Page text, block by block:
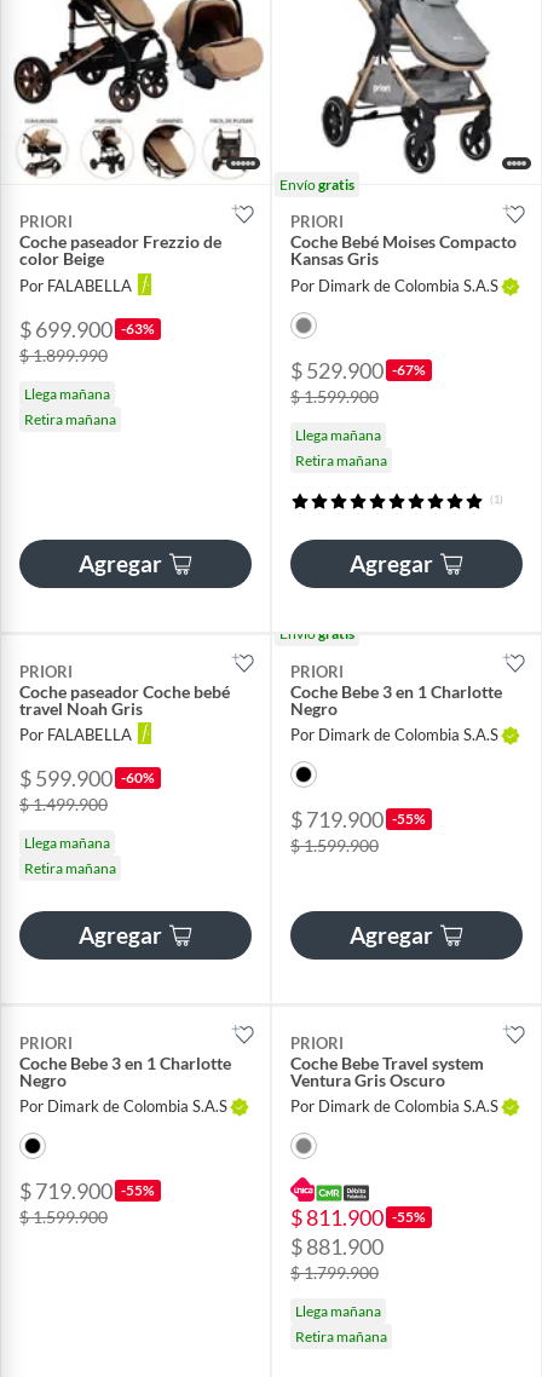
PRIORI
Coche paseador Frezzio de
color Beige
Por FALABELLA
$ 699.900 -63%
$ 1.899.990
Llega mañana
Retira mañana
Agregar
Envíogratis
PRIORI
Coche Bebé Moises Compacto
Kansas Gris
Por Dimark de Colombia S.A.S
$ 529.900 -67%
$ 1.599.900
Llega mañana
Retira mañana
(1)
Agregar
PRIORI
Coche paseador Coche bebé
travel Noah Gris
Por FALABELLA
$ 599.900 -60%
$ 1.499.900
Llega mañana
Retira mañana
Agregar
Envíogratis
PRIORI
Coche Bebe 3 en 1 Charlotte
Negro
Por Dimark de Colombia S.A.S
$ 719.900 -55%
$ 1.599.900
Agregar
PRIORI
Coche Bebe 3 en 1 Charlotte
Negro
Por Dimark de Colombia S.A.S
$ 719.900 -55%
$ 1.599.900
PRIORI
Coche Bebe Travel system
Ventura Gris Oscuro
Por Dimark de Colombia S.A.S
$ 811.900 -55%
$ 881.900
$ 1.799.900
Llega mañana
Retira mañana